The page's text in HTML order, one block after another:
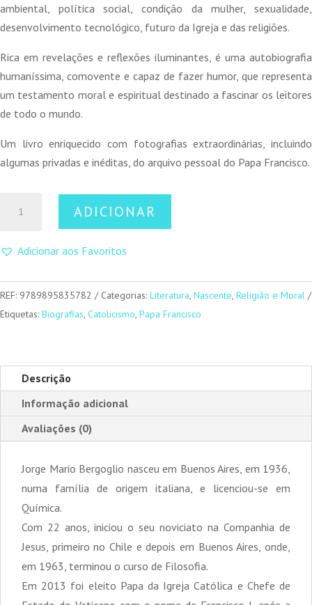
ambiental, política social, condição da mulher, sexualidade,
desenvolvimento tecnológico, futuro da Igreja e das religiões.
Rica em revelações e reflexões iluminantes, é uma autobiografia
humaníssima, comovente e capaz de fazer humor, que representa
um testamento moral e espiritual destinado a fascinar os leitores
de todo o mundo.
Um livro enriquecido com fotografias extraordinárias, incluindo
algumas privadas e inéditas, do arquivo pessoal do Papa Francisco.
–
autobiografia
ADICIONAR
Adicionar aos Favoritos
REF: 9789895835782 Categorias: Literatura, Nascente, Religião e Moral
Etiquetas: Biografias, Catolicismo, Papa Francisco
Descrição
Informação adicional
Avaliações (0)
Jorge Mario Bergoglio nasceu em Buenos Aires, em 1936,
numa família de origem italiana, e licenciou-se em
Química.
Com 22 anos, iniciou o seu noviciato na Companhia de
Jesus, primeiro no Chile e depois em Buenos Aires, onde,
em 1963, terminou o curso de Filosofia.
Em 2013 foi eleito Papa da Igreja Católica e Chefe de